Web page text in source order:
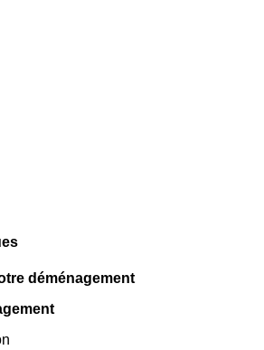
déménagement